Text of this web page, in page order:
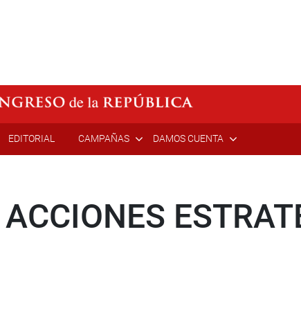
EDITORIAL CAMPAÑAS DAMOS CUENTA